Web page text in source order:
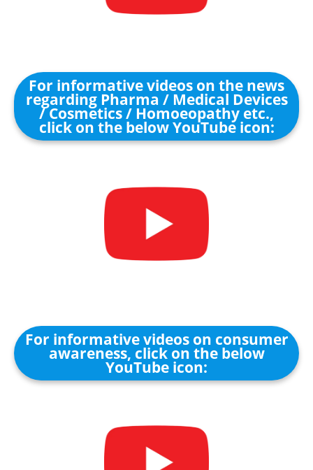
For informative videos on the news
regarding Pharma / Medical Devices
/ Cosmetics / Homoeopathy etc.,
click on the below YouTube icon:
For informative videos on consumer
awareness, click on the below
YouTube icon: